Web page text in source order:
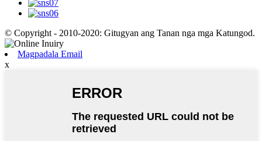
© Copyright - 2010-2020: Gitugyan ang Tanan nga mga Katungod.
Magpadala Email
x